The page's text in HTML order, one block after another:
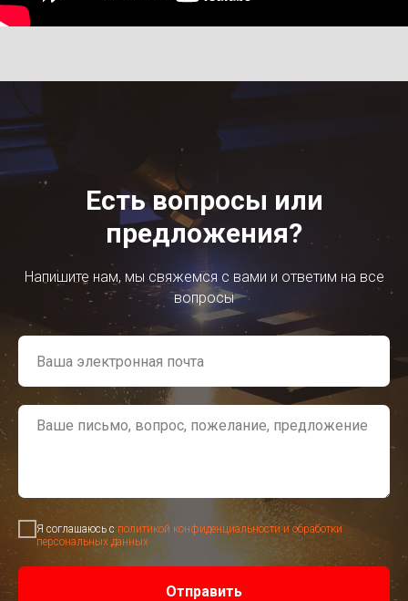
Есть вопросы или
предложения?
Напишите нам, мы свяжемся с вами и ответим на все
вопросы
Я соглашаюсь сполитикой конфиденциальности и обработки
персональных данных
Отправить